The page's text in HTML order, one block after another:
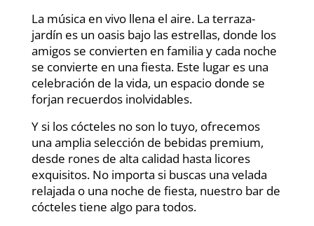
La música en vivo llena el aire. La terraza-
jardín es un oasis bajo las estrellas, donde los
amigos se convierten en familia y cada noche
se convierte en una fiesta. Este lugar es una
celebración de la vida, un espacio donde se
forjan recuerdos inolvidables.
Y si los cócteles no son lo tuyo, ofrecemos
una amplia selección de bebidas premium,
desde rones de alta calidad hasta licores
exquisitos. No importa si buscas una velada
relajada o una noche de fiesta, nuestro bar de
cócteles tiene algo para todos.